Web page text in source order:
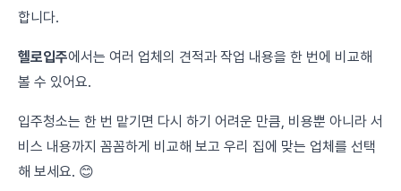
합니다.
헬로입주에서는 여러 업체의 견적과 작업 내용을 한 번에 비교해
볼 수 있어요.
입주청소는 한 번 맡기면 다시 하기 어려운 만큼, 비용뿐 아니라 서
비스 내용까지 꼼꼼하게 비교해 보고 우리 집에 맞는 업체를 선택
해 보세요. 😊